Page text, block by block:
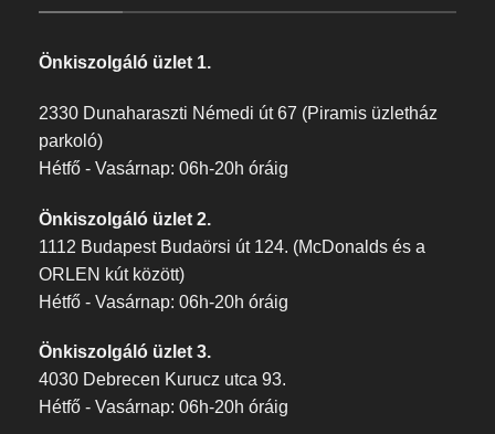
Önkiszolgáló üzlet 1.
2330 Dunaharaszti Némedi út 67 (Piramis üzletház
parkoló)
Hétfő - Vasárnap: 06h-20h óráig
Önkiszolgáló üzlet 2.
1112 Budapest Budaörsi út 124. (McDonalds és a
ORLEN kút között)
Hétfő - Vasárnap: 06h-20h óráig
Önkiszolgáló üzlet 3.
4030 Debrecen Kurucz utca 93.
Hétfő - Vasárnap: 06h-20h óráig